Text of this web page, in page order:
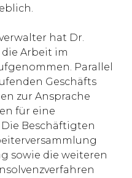
hat Dr.
die Arbeit im
Parallel
Geschäfts
zur Ansprache
für eine
Beschäftigten
sowie die weiteren